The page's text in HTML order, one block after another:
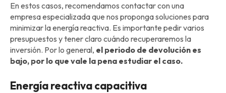
En estos casos, recomendamos contactar con una
empresa especializada que nos proponga soluciones para
minimizar la energía reactiva. Es importante pedir varios
presupuestos y tener claro cuándo recuperaremos la
inversión. Por lo general, el periodo de devolución es
bajo, por lo que vale la pena estudiar el caso.
Energía reactiva capacitiva